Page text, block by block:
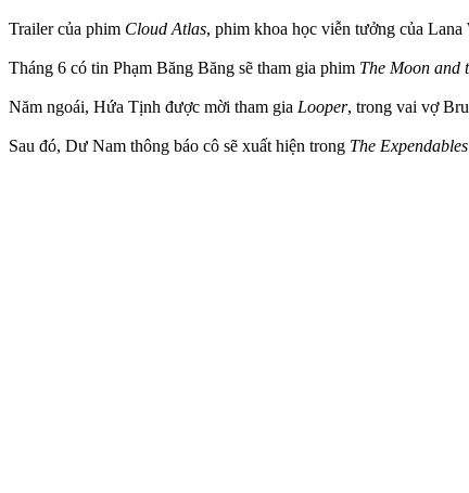
Trailer của phim Cloud Atlas, phim khoa học viễn tưởng của
Tháng 6 có tin Phạm Băng Băng sẽ tham gia phim The Moon and
Năm ngoái, Hứa Tịnh được mời tham gia Looper, trong vai vợ
Sau đó, Dư Nam thông báo cô sẽ xuất hiện trong The